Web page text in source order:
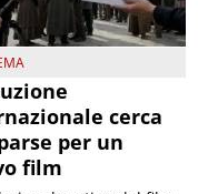
cerca
per un
film